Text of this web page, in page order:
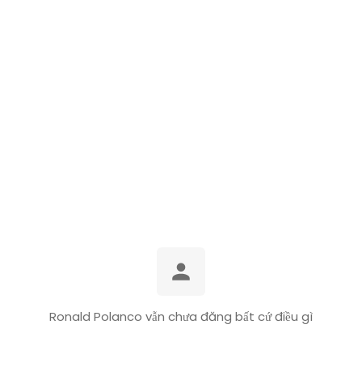
Ronald Polanco vẫn chưa đăng bất cứ điều gì